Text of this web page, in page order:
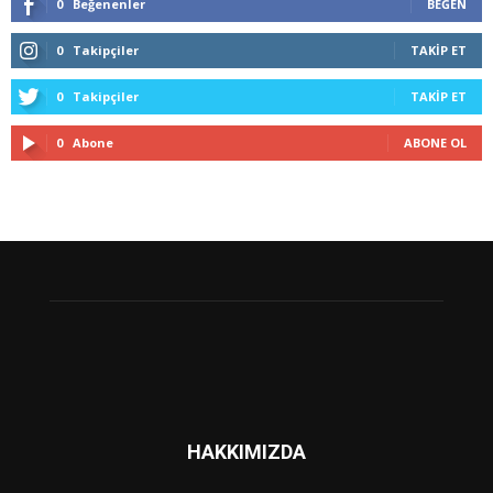
0 Beğenenler BEĞEN
0 Takipçiler TAKIP ET
0 Takipçiler TAKIP ET
0 Abone ABONE OL
HAKKIMIZDA